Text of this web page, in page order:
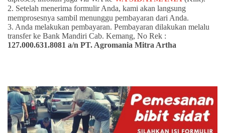
2. Setelah menerima formulir Anda, kami akan langsung
memprosesnya sambil menunggu pembayaran dari Anda.
3. Anda melakukan pembayaran. Pembayaran dilakukan melalu
transfer ke Bank Mandiri Cab. Kemang, No Rek :
127.000.631.8081 a/n PT. Agromania Mitra Artha